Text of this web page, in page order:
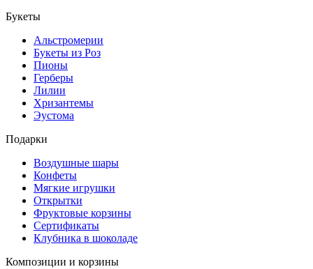
Букеты
Альстромерии
Букеты из Роз
Пионы
Герберы
Лилии
Хризантемы
Эустома
Подарки
Воздушные шары
Конфеты
Мягкие игрушки
Открытки
Фруктовые корзины
Сертификаты
Клубника в шоколаде
Композиции и корзины